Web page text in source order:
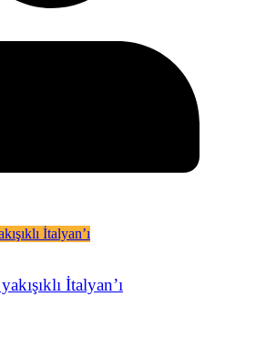
İtalyan’ı